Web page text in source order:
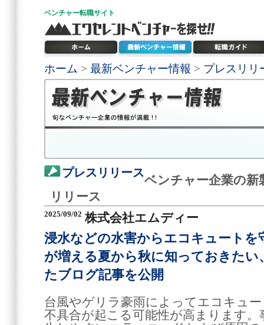
ベンチャー転職サイト
ホーム > 最新ベンチャー情報 > プレスリリ
プレスリリース
ベンチャー企業の新
リリース
2025/09/02 株式会社エムディー
浸水などの水害からエコキュートを
が増える夏から秋に知っておきたい
たブログ記事を公開
台風やゲリラ豪雨によってエコキュ
不具合が起こる可能性が高まります